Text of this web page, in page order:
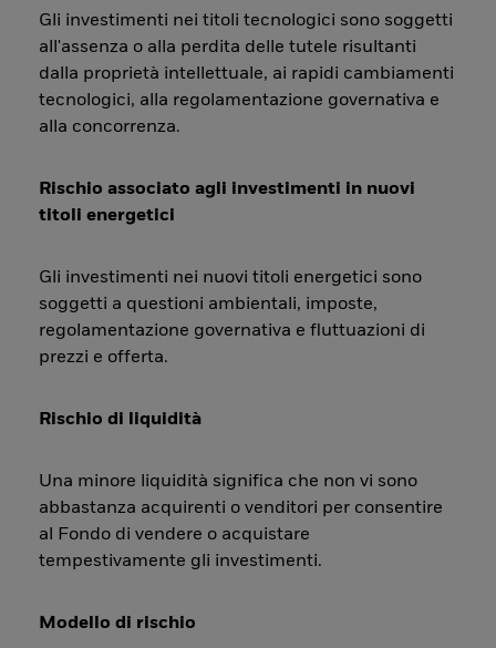
Gli investimenti nei titoli tecnologici sono soggetti
all'assenza o alla perdita delle tutele risultanti
dalla proprietà intellettuale, ai rapidi cambiamenti
tecnologici, alla regolamentazione governativa e
alla concorrenza.
Rischio associato agli investimenti in nuovi
titoli energetici
Gli investimenti nei nuovi titoli energetici sono
soggetti a questioni ambientali, imposte,
regolamentazione governativa e fluttuazioni di
prezzi e offerta.
Rischio di liquidità
Una minore liquidità significa che non vi sono
abbastanza acquirenti o venditori per consentire
al Fondo di vendere o acquistare
tempestivamente gli investimenti.
Modello di rischio